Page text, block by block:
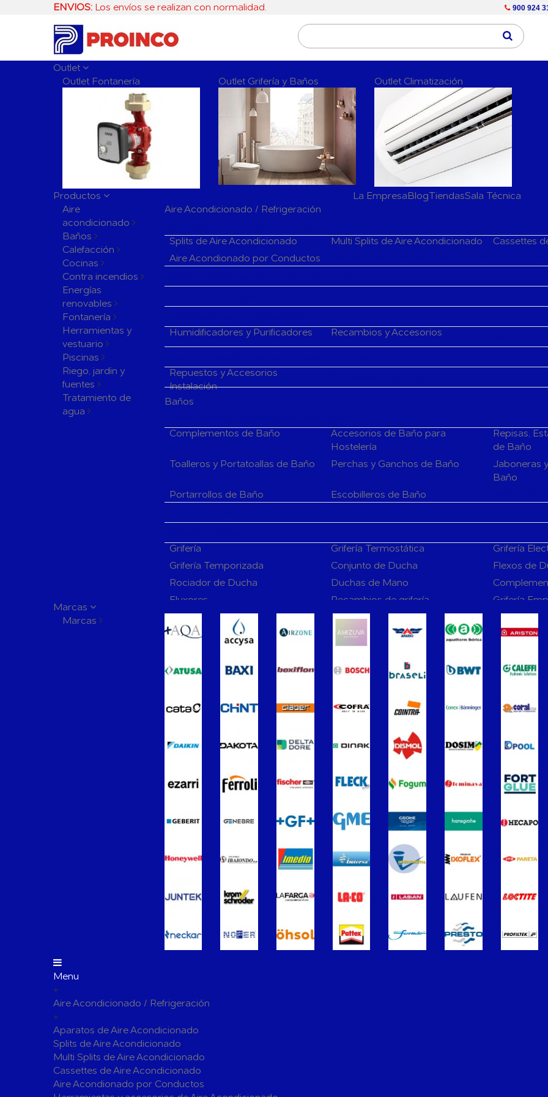
ENVIOS: Los envíos se realizan con normalidad. 900 924
Outlet
Outlet Fontanería
Outlet Grifería y Baños Outlet Climatización
Sala Técnica
Tiendas
Blog
La Empresa
Productos
Aire
acondicionado
Baños
Calefacción
Cocinas
Contra incendios
Energías
renovables
Fontanería
Herramientas y
vestuario
Piscinas
Riego, jardin y
fuentes
Tratamiento de
agua
Aire Acondicionado / Refrigeración
Splits de Aire Acondicionado
Multi Splits de Aire Acondicionado
Cassettes
Aire Acondionado por Conductos
Humidificadores y Purificadores
Recambios y Accesorios
Repuestos y Accesorios
Instalación
Baños
Complementos de Baño
Accesorios de Baño para
Hostelería
Repisas,
de Baño
Toalleros y Portatoallas de Baño
Perchas y Ganchos de Baño
Jaboneras
Baño
Portarrollos de Baño
Escobilleros de Baño
Grifería
Grifería Termostática
Grifería
Grifería Temporizada
Conjunto de Ducha
Flexos de
Rociador de Ducha
Duchas de Mano
Fluxores
Recambios de grifería
Grifería
Mamparas de Baño
Muebles de Baño
Mecanismos
Sanitarios
Lavabos
Bañeras
Urinarios
Placas de Accionamiento para
Cisternas Para Inodoros
Cisternas
Seguridad en el Baño
Wellness
Manómetros
Termometros
Tapones, purgadores y accesorios
para radiador
Soportes para Radiadores
Acumuladores e
Bombas Circuladoras / Grupos de Bombeo
Bombas Simples para ACS
Calderas Murales a Gas
Grupos Térmicos de Gasóleo
Calentadores a Gas
Depósitos de Gasóleo
Emisores Térmicos Eléctricos
Chimenea Modular de Aluminio
Evacuación de Calderas
Distribución y Colectores
Marcas
Marcas
Menu
+
Aire Acondicionado / Refrigeración
+
Aparatos de Aire Acondicionado
Splits de Aire Acondicionado
Multi Splits de Aire Acondicionado
Cassettes de Aire Acondicionado
Aire Acondionado por Conductos